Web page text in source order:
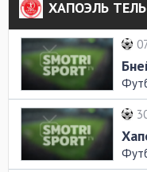
ХАПОЭЛЬ